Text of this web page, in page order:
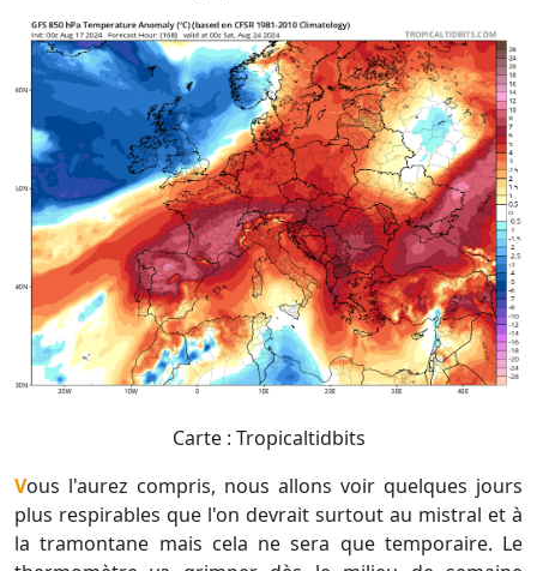
Carte : Tropicaltidbits
Vous l'aurez compris, nous allons voir quelques jours
plus respirables que l'on devrait surtout au mistral et à
la tramontane mais cela ne sera que temporaire. Le